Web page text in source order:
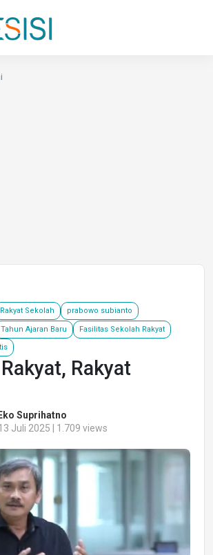
Rakyat Sekolah prabowo subianto
Tahun Ajaran Baru Fasilitas Sekolah Rakyat
Rakyat
Eko Suprihatno
Juli 2025 | 1.709 views